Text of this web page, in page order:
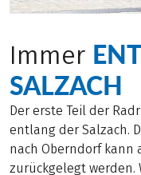
Immer
SALZACH
Der erste Teil der
entlang der Salzach.
nach Oberndorf kann
zurückgelegt